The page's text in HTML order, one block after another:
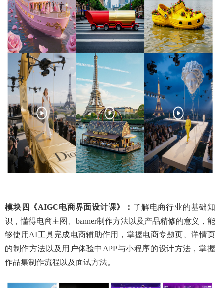
模块四 《AIGC电商界面设计课》： 了解电商行业的基础知
识，懂得电商主图、banner制作方法以及产品精修的意义，能
够使用AI工具完成电商辅助作用，掌握电商专题页、详情页
的制作方法以及用户体验中APP与小程序的设计方法，掌握
作品集制作流程以及面试方法。